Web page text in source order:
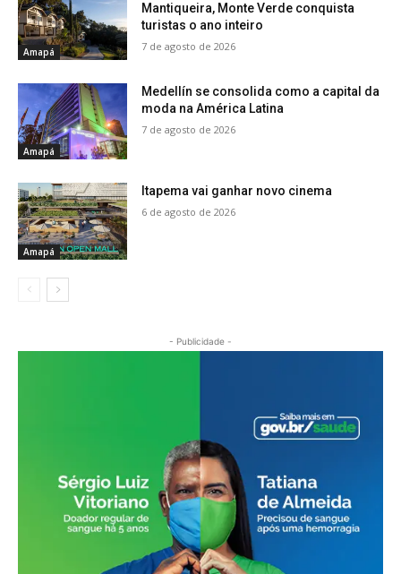
Amapá
Mantiqueira, Monte Verde conquista
turistas o ano inteiro
7 de agosto de 2026
Amapá
Medellín se consolida como a capital da
moda na América Latina
7 de agosto de 2026
Amapá
Itapema vai ganhar novo cinema
6 de agosto de 2026
- Publicidade -